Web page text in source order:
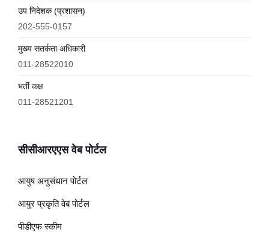
उप निदेशक (प्रशासन)
202-555-0157
मुख्य सतर्कता अधिकारी
011-28522010
भर्ती कक्ष
011-28521201
सीसीआरएएस वेब पोर्टल
आयुष अनुसंधान पोर्टल
आयुर प्रकृति वेब पोर्टल
पीडीएफ स्कीम